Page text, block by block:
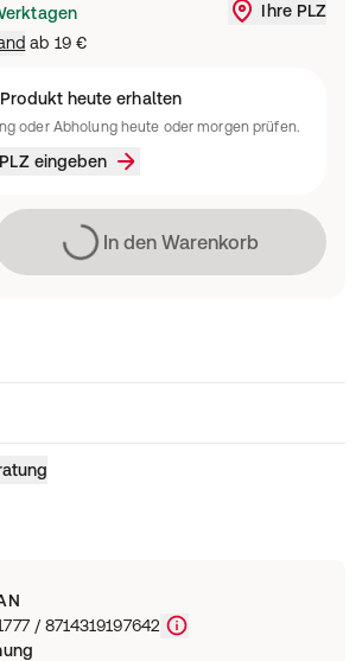
ab 19 €
Ihre PLZ
heute erhalten
oder Abholung heute oder morgen prüfen.
eingeben
LädtIn den Warenkorb
/ 8714319197642